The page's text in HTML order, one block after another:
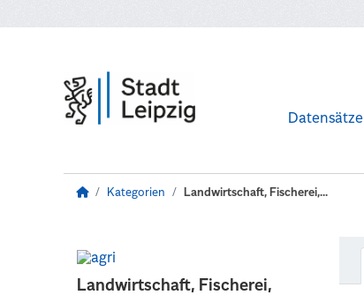
Datensätze
Kategorien Landwirtschaft, Fischerei,...
Landwirtschaft, Fischerei,